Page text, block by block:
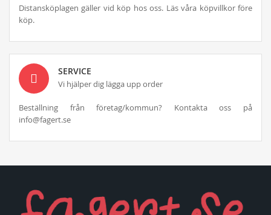
Distansköplagen gäller vid köp hos oss. Läs våra köpvillkor före
köp.
SERVICE
Vi hjälper dig lägga upp order
Beställning från företag/kommun? Kontakta oss på
info@fagert.se